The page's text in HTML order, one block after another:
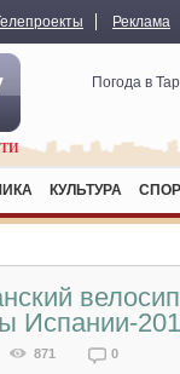
Реклама
Погода в
КУЛЬТУРА
Испании-
871 0